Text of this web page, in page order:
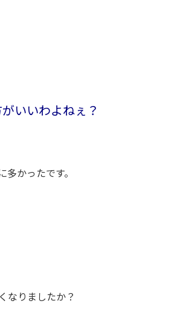
いいわよねぇ？
かったです。
なりましたか？